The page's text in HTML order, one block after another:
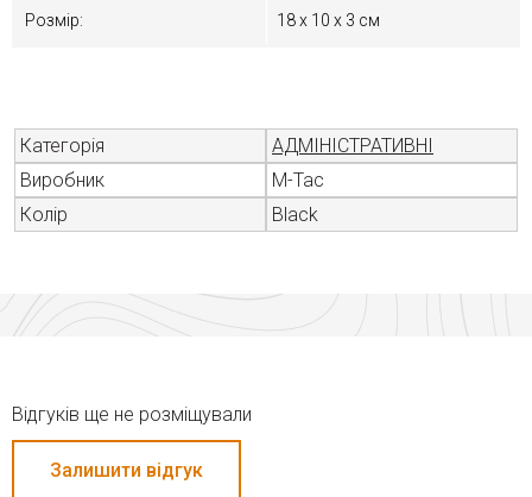
Розмір: 18 х 10 х 3 см
Категорія
АДМІНІСТРАТИВНІ
Виробник
M-Tac
Колір
Black
Відгуків ще не розміщували
Залишити відгук